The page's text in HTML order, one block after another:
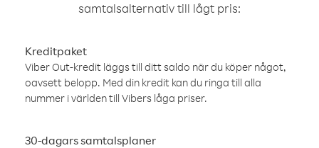
samtalsalternativ till lågt pris:
Kreditpaket
Viber Out-kredit läggs till ditt saldo när du köper något,
oavsett belopp. Med din kredit kan du ringa till alla
nummer i världen till Vibers låga priser.
30-dagars samtalsplaner